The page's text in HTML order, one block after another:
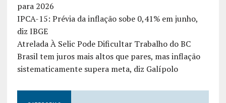
para 2026
IPCA-15: Prévia da inflação sobe 0,41% em junho,
diz IBGE
Atrelada À Selic Pode Dificultar Trabalho do BC
Brasil tem juros mais altos que pares, mas inflação
sistematicamente supera meta, diz Galípolo